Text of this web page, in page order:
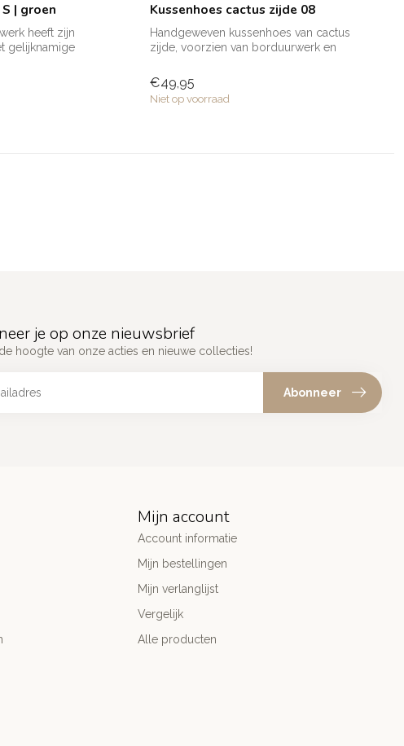
| groen
heeft zijn
gelijknamige
Kussenhoes cactus zijde 08
Handgeweven kussenhoes van cactus
zijde, voorzien van borduurwerk en
€49,95
Niet op voorraad
je op onze nieuwsbrief
hoogte van onze acties en nieuwe collecties!
Abonneer
Mijn account
Account informatie
Mijn bestellingen
Mijn verlanglijst
Vergelijk
Alle producten